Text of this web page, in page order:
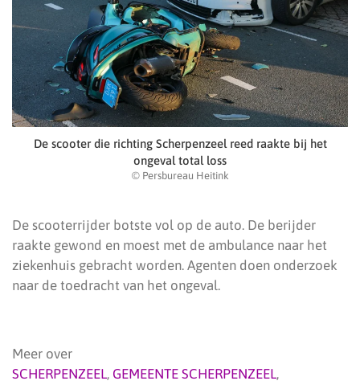
De scooter die richting Scherpenzeel reed raakte bij het
ongeval total loss
© Persbureau Heitink
De scooterrijder botste vol op de auto. De berijder
raakte gewond en moest met de ambulance naar het
ziekenhuis gebracht worden. Agenten doen onderzoek
naar de toedracht van het ongeval.
Meer over
SCHERPENZEEL, GEMEENTE SCHERPENZEEL,